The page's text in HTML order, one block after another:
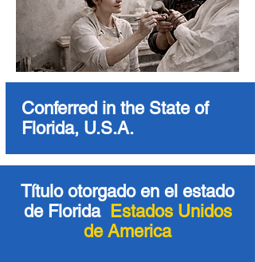
Conferred in the State of
Florida, U.S.A.
Título otorgado en el estado
de Florida
Estados Unidos
de America